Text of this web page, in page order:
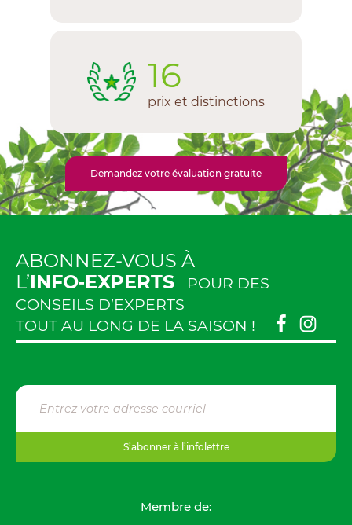
16
prix et distinctions
Demandez votre évaluation gratuite
ABONNEZ-VOUS À
L’INFO‑EXPERTS
POUR DES
CONSEILS D’EXPERTS
TOUT AU LONG DE LA SAISON !
S’abonner à l’infolettre
Membre de: